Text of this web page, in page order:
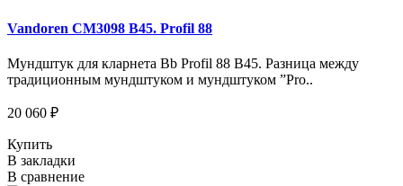
Vandoren CM3098 B45. Profil 88
Мундштук для кларнета Bb Profil 88 B45. Разница между
традиционным мундштуком и мундштуком ”Pro..
20 060 ₽
Купить
В закладки
В сравнение